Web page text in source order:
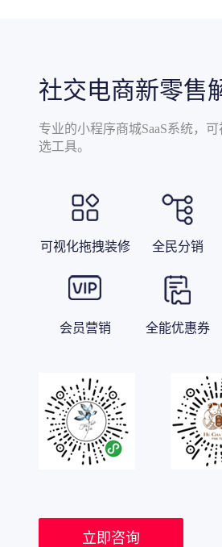
社交电商新零售
专业的小程序商城SaaS系统，
选工具。
可视化拖拽装修 全民分销
会员营销 全能优惠券
立即咨询